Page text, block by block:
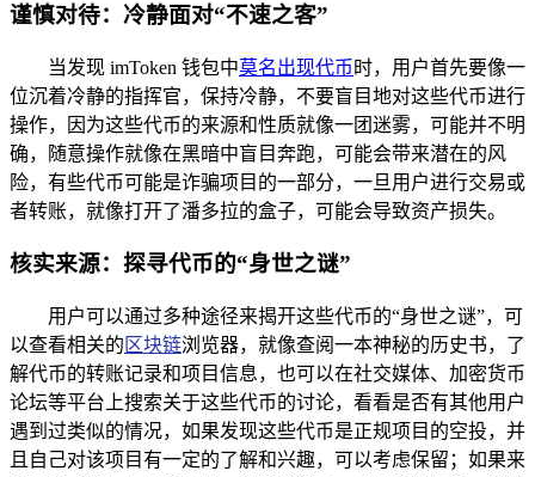
谨慎对待：冷静面对“不速之客”
当发现 imToken 钱包中莫名出现代币 时，用户首先要像一
位沉着冷静的指挥官，保持冷静，不要盲目地对这些代币进行
操作，因为这些代币的来源和性质就像一团迷雾，可能并不明
确，随意操作就像在黑暗中盲目奔跑，可能会带来潜在的风
险，有些代币可能是诈骗项目的一部分，一旦用户进行交易或
者转账，就像打开了潘多拉的盒子，可能会导致资产损失。
核实来源：探寻代币的“身世之谜”
用户可以通过多种途径来揭开这些代币的“身世之谜”，可
以查看相关的 区块链浏览器，就像查阅一本神秘的历史书，了
解代币的转账记录和项目信息，也可以在社交媒体、加密货币
论坛等平台上搜索关于这些代币的讨论，看看是否有其他用户
遇到过类似的情况，如果发现这些代币是正规项目的空投，并
且自己对该项目有一定的了解和兴趣，可以考虑保留；如果来